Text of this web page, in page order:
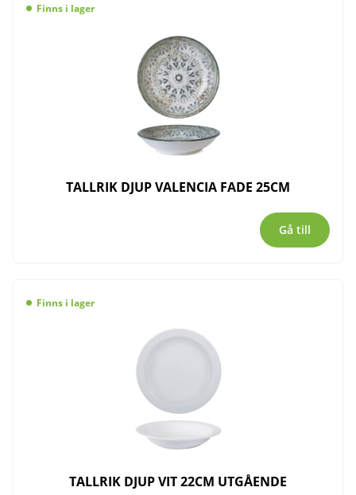
Finns i lager
TALLRIK DJUP VALENCIA FADE 25CM
Gå till
Finns i lager
TALLRIK DJUP VIT 22CM UTGÅENDE